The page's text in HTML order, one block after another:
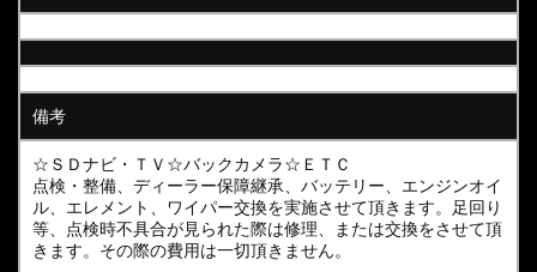
備考
☆ＳＤナビ・ＴＶ☆バックカメラ☆ＥＴＣ
点検・整備、ディーラー保障継承、バッテリー、エンジンオイ
ル、エレメント、ワイパー交換を実施させて頂きます。足回り
等、点検時不具合が見られた際は修理、または交換をさせて頂
きます。その際の費用は一切頂きません。